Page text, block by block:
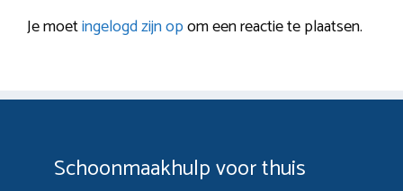
Je moetingelogd zijn opom een reactie te plaatsen.
Schoonmaakhulp voor thuis